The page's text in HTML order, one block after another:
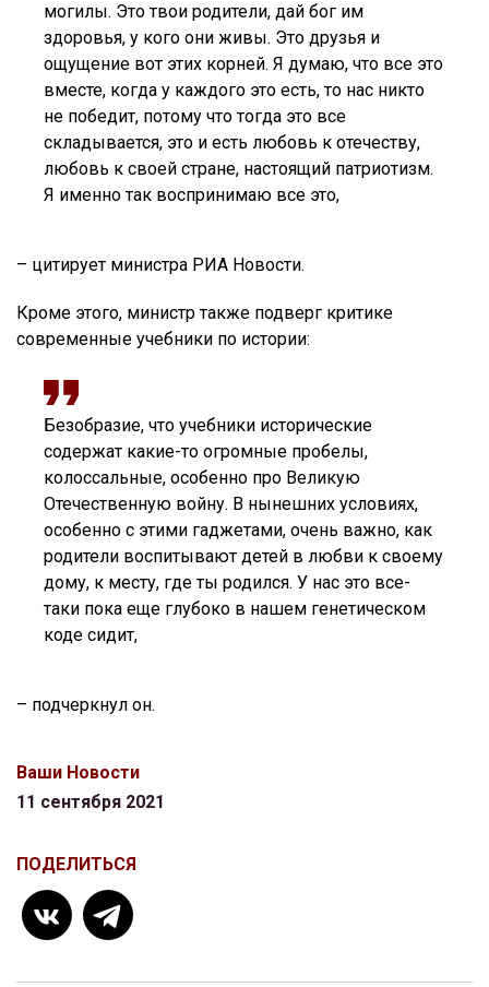
могилы. Это твои родители, дай бог им
здоровья, у кого они живы. Это друзья и
ощущение вот этих корней. Я думаю, что все это
вместе, когда у каждого это есть, то нас никто
не победит, потому что тогда это все
складывается, это и есть любовь к отечеству,
любовь к своей стране, настоящий патриотизм.
Я именно так воспринимаю все это,
– цитирует министра РИА Новости.
Кроме этого, министр также подверг критике
современные учебники по истории:
Безобразие, что учебники исторические
содержат какие-то огромные пробелы,
колоссальные, особенно про Великую
Отечественную войну. В нынешних условиях,
особенно с этими гаджетами, очень важно, как
родители воспитывают детей в любви к своему
дому, к месту, где ты родился. У нас это все-
таки пока еще глубоко в нашем генетическом
коде сидит,
– подчеркнул он.
Ваши Новости
11 сентября 2021
ПОДЕЛИТЬСЯ